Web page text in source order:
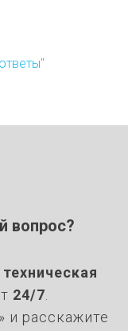
вопрос?
техническая
24/7
и расскажите